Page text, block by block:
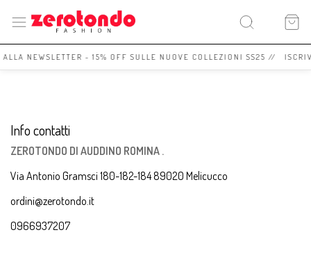
NEWSLETTER - 15% OFF SULLE NUOVE COLLEZIONI SS25 //
Info contatti
ZEROTONDO DI AUDDINO ROMINA .
Via Antonio Gramsci 180-182-184 89020 Melicucco
ordini@zerotondo.it
0966937207